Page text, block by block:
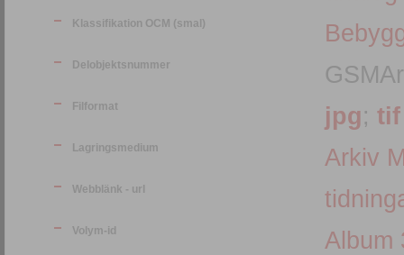
Klassifikation OCM (smal)
Delobjektsnummer
Filformat jpg; tif
Lagringsmedium Arkiv
Webblänk - url
Volym-id Album